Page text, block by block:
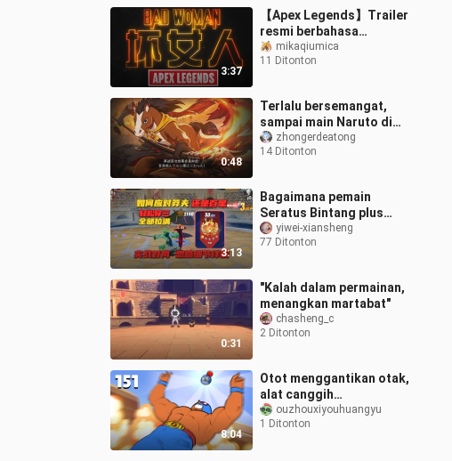
3:37
【Apex Legends】Trailer
resmi berbahasa
Mandarin “Sang Wanita
Jahat Sejati”
mikaqiumica
11 Ditonton
0:48
Terlalu bersemangat,
sampai main Naruto di
Genshin Impact!
zhongerdeatong
14 Ditonton
3:13
Bagaimana pemain
Seratus Bintang plus
Seratus Kemenangan
menghadapi si nekat
yiwei-xiansheng
77 Ditonton
0:31
"Kalah dalam permainan,
menangkan martabat"
chasheng_c
2 Ditonton
8:04
Otot menggantikan otak,
alat canggih
menggantikan pemikiran
【Momen Seru Brawl
ouzhouxiyouhuangyu
1 Ditonton